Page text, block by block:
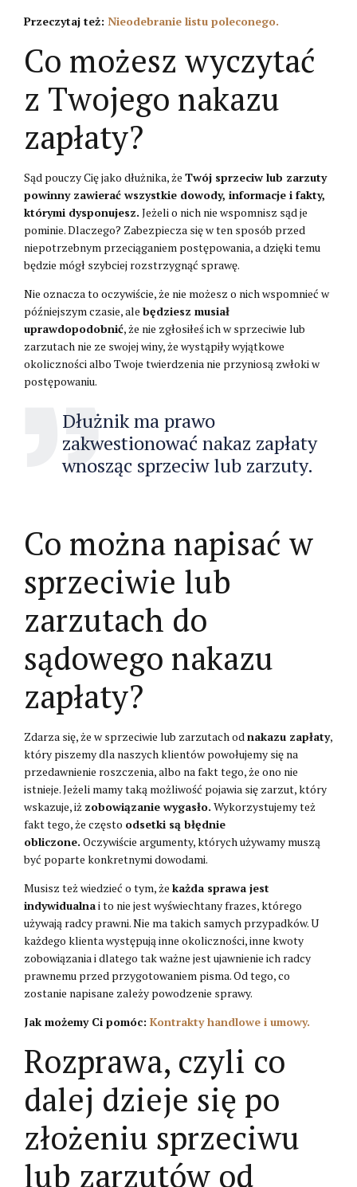
Przeczytaj też: Nieodebranie listu poleconego.
Co możesz wyczytać
z Twojego nakazu
zapłaty?
Sąd pouczy Cię jako dłużnika, że Twój sprzeciw lub zarzuty
powinny zawierać wszystkie dowody, informacje i fakty,
którymi dysponujesz. Jeżeli o nich nie wspomnisz sąd je
pominie. Dlaczego? Zabezpiecza się w ten sposób przed
niepotrzebnym przeciąganiem postępowania, a dzięki temu
będzie mógł szybciej rozstrzygnąć sprawę.
Nie oznacza to oczywiście, że nie możesz o nich wspomnieć w
późniejszym czasie, ale będziesz musiał
uprawdopodobnić, że nie zgłosiłeś ich w sprzeciwie lub
zarzutach nie ze swojej winy, że wystąpiły wyjątkowe
okoliczności albo Twoje twierdzenia nie przyniosą zwłoki w
postępowaniu.
Dłużnik ma prawo
zakwestionować nakaz zapłaty
wnosząc sprzeciw lub zarzuty.
Co można napisać w
sprzeciwie lub
zarzutach do
sądowego nakazu
zapłaty?
Zdarza się, że w sprzeciwie lub zarzutach odnakazu zapłaty,
który piszemy dla naszych klientów powołujemy się na
przedawnienie roszczenia, albo na fakt tego, że ono nie
istnieje. Jeżeli mamy taką możliwość pojawia się zarzut, który
wskazuje, iż zobowiązanie wygasło. Wykorzystujemy też
fakt tego, że często odsetki są błędnie
obliczone. Oczywiście argumenty, których używamy muszą
być poparte konkretnymi dowodami.
Musisz też wiedzieć o tym, że każda sprawa jest
indywidualnai to nie jest wyświechtany frazes, którego
używają radcy prawni. Nie ma takich samych przypadków. U
każdego klienta występują inne okoliczności, inne kwoty
zobowiązania i dlatego tak ważne jest ujawnienie ich radcy
prawnemu przed przygotowaniem pisma. Od tego, co
zostanie napisane zależy powodzenie sprawy.
Jak możemy Ci pomóc: Kontrakty handlowe i umowy.
Rozprawa, czyli co
dalej dzieje się po
złożeniu sprzeciwu
lub zarzutów od